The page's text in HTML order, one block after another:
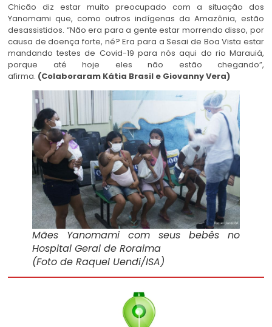
Chicão diz estar muito preocupado com a situação dos
Yanomami que, como outros indígenas da Amazônia, estão
desassistidos. “Não era para a gente estar morrendo disso, por
causa de doença forte, né? Era para a Sesai de Boa Vista estar
mandando testes de Covid-19 para nós aqui do rio Marauiá,
porque até hoje eles não estão chegando”,
afirma. (Colaboraram Kátia Brasil e Giovanny Vera)
Mães Yanomami com seus bebês no
Hospital Geral de Roraima
(Foto de Raquel Uendi/ISA)